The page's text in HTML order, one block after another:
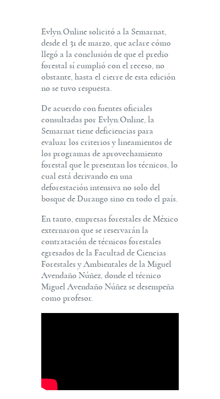
Evlyn.Online solicitó a la Semarnat,
desde el 31 de marzo, que aclare cómo
llegó a la conclusión de que el predio
forestal sí cumplió con el receso, no
obstante, hasta el cierre de esta edición
no se tuvo respuesta.
De acuerdo con fuentes oficiales
consultadas por Evlyn.Online, la
Semarnat tiene deficiencias para
evaluar los criterios y lineamientos de
los programas de aprovechamiento
forestal que le presentan los técnicos, lo
cual está derivando en una
deforestación intensiva no solo del
bosque de Durango sino en todo el país.
En tanto, empresas forestales de México
externaron que se reservarán la
contratación de técnicos forestales
egresados de la Facultad de Ciencias
Forestales y Ambientales de la Miguel
Avendaño Núñez, donde el técnico
Miguel Avendaño Núñez se desempeña
como profesor.